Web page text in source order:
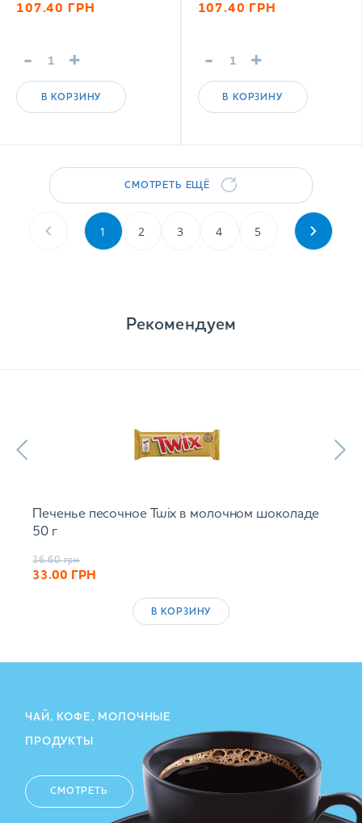
107.40 ГРН
- +
В КОРЗИНУ
107.40 ГРН
- +
В КОРЗИНУ
СМОТРЕТЬ ЕЩЁ
1 2 3 4 5
Рекомендуем
Печенье песочное Twix в молочном шоколаде
50 г
36.60 грн
33.00 ГРН
В КОРЗИНУ
ЧАЙ, КОФЕ, МОЛОЧНЫЕ
ПРОДУКТЫ
СМОТРЕТЬ